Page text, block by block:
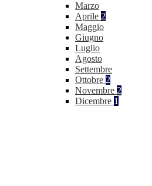
Marzo
Aprile 2
Maggio
Giugno
Luglio
Agosto
Settembre
Ottobre 2
Novembre 2
Dicembre 1